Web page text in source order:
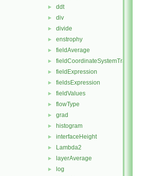
► ddt
► div
► divide
► enstrophy
► fieldAverage
► fieldCoordinateSystemTransform
► fieldExpression
► fieldsExpression
► fieldValues
► flowType
► grad
► histogram
► interfaceHeight
► Lambda2
► layerAverage
► log